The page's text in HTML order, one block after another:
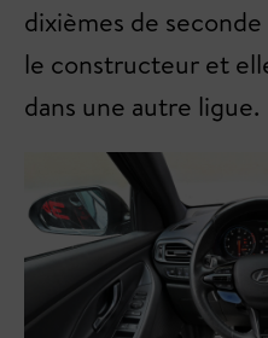
dixièmes de
le constructeur et
dans une autre ligue.